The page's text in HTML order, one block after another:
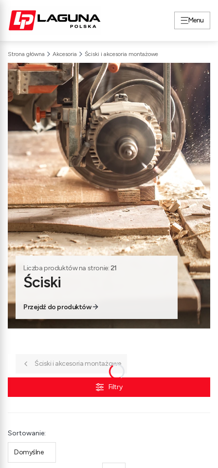
Menu
Strona główna Akcesoria Ściski i akcesoria montażowe
Liczba produktów na stronie: 21
Ściski
Przejdź do produktów
Ściski i akcesoria montażowe
Filtry
Lista produktów
Sortowanie:
Domyślne